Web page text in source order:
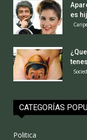
es
CATEGORÍAS
Politica